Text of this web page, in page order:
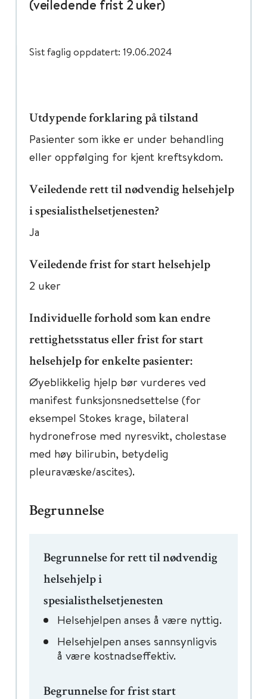
(veiledende frist 2 uker)
Sist faglig oppdatert: 19.06.2024
Utdypende forklaring på tilstand
Pasienter som ikke er under behandling
eller oppfølging for kjent kreftsykdom.
Veiledende rett til nødvendig helsehjelp
i spesialisthelsetjenesten?
Ja
Veiledende frist for start helsehjelp
2 uker
Individuelle forhold som kan endre
rettighetsstatus eller frist for start
helsehjelp for enkelte pasienter:
Øyeblikkelig hjelp bør vurderes ved
manifest funksjonsnedsettelse (for
eksempel Stokes krage, bilateral
hydronefrose med nyresvikt, cholestase
med høy bilirubin, betydelig
pleuravæske/ascites).
Begrunnelse
Begrunnelse for rett til nødvendig
helsehjelp i
spesialisthelsetjenesten
Helsehjelpen anses å være nyttig.
Helsehjelpen anses sannsynligvis
å være kostnadseffektiv.
Begrunnelse for frist start